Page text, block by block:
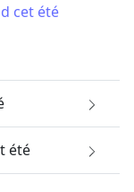
cet été
été